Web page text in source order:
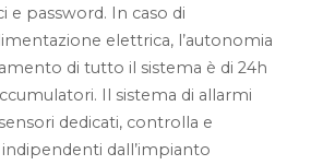
e password. In caso di
elettrica, l’autonomia
di tutto il sistema è di 24h
Il sistema di allarmi
dedicati, controlla e
dall’impianto